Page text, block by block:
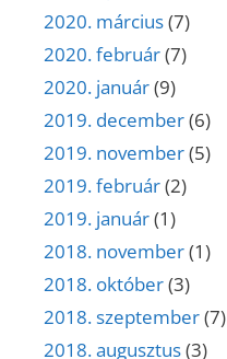
2020. március(7)
2020. február(7)
2020. január(9)
2019. december(6)
2019. november(5)
2019. február(2)
2019. január(1)
2018. november(1)
2018. október(3)
2018. szeptember(7)
2018. augusztus(3)